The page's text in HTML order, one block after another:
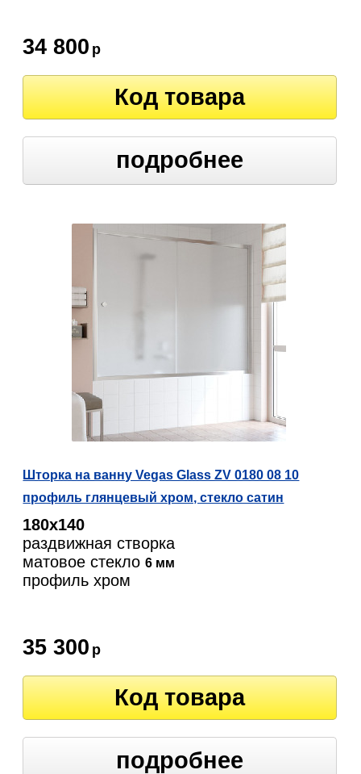
34 800 р
Код товара
подробнее
Шторка на ванну Vegas Glass ZV 0180 08 10
профиль глянцевый хром, стекло сатин
180х140
раздвижная створка
матовое стекло6 мм
профиль хром
35 300 р
Код товара
подробнее